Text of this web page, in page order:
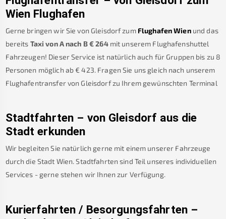
Wien Flughafen
Gerne bringen wir Sie von Gleisdorfzum Flughafen Wien und das
bereits Taxi von A nach B€264 mit unserem Flughafenshuttel
Fahrzeugen! Dieser Service ist natürlich auch für Gruppen bis zu 8
Personen möglich ab € 423. Fragen Sie uns gleich nach unserem
Flughafentransfer von Gleisdorfzu Ihrem gewünschten Terminal
Stadtfahrten – von Gleisdorf aus die
Stadt erkunden
Wir begleiten Sie natürlich gerne mit einem unserer Fahrzeuge
durch die Stadt Wien. Stadtfahrten sind Teil unseres individuellen
Services - gerne stehen wir Ihnen zur Verfügung.
Kurierfahrten / Besorgungsfahrten –